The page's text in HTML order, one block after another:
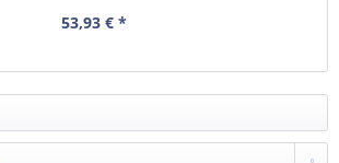
53,93 € *